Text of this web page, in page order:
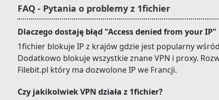
FAQ - Pytania o problemy z 1fichier
Dlaczego dostaję błąd "Access denied from your
1fichier blokuje IP z krajów gdzie jest popularny
Dodatkowo blokuje wszystkie znane VPN i proxy.
Filebit.pl który ma dozwolone IP we Francji.
Czy jakikolwiek VPN działa z 1fichier?